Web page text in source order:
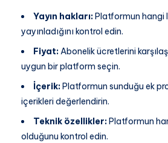
Yayın hakları:Platformun hangi
yayınladığını kontrol edin.
Fiyat:Abonelik ücretlerini
uygun bir platform seçin.
İçerik:Platformun sunduğu ek
içerikleri değerlendirin.
Teknik özellikler:Platformun
olduğunu kontrol edin.